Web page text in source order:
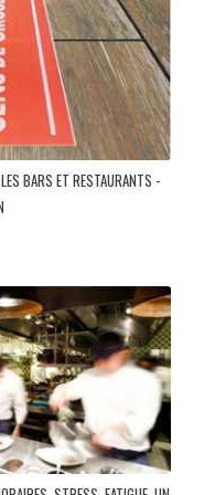
BARS ET RESTAURANTS -